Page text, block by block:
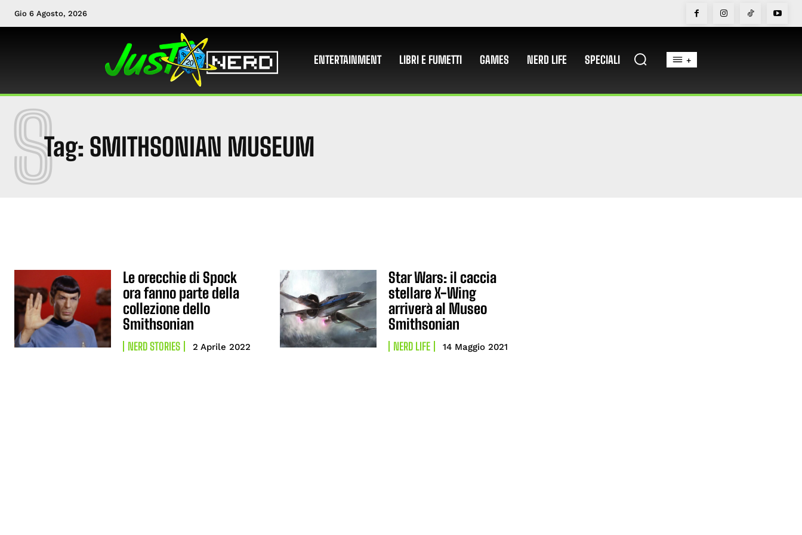
Gio 6 Agosto, 2026
ENTERTAINMENT LIBRI E FUMETTI GAMES NERD LIFE SPECIALI +
Tag: SMITHSONIAN MUSEUM
S
Le orecchie di Spock
ora fanno parte della
collezione dello
Smithsonian
NERD STORIES 2 Aprile 2022
Star Wars: il caccia
stellare X-Wing
arriverà al Museo
Smithsonian
NERD LIFE 14 Maggio 2021